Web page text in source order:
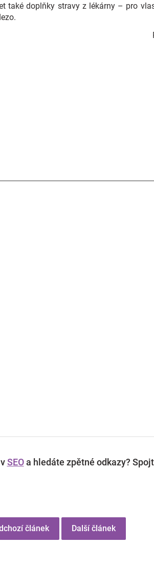
také doplňky stravy z lékárny – pro
SEOa hledáte zpětné odkazy?
článek Další článek